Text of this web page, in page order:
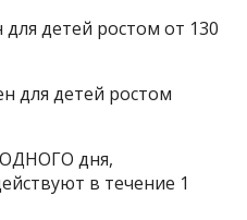
для детей ростом от 130
для детей ростом
дня,
в течение 1